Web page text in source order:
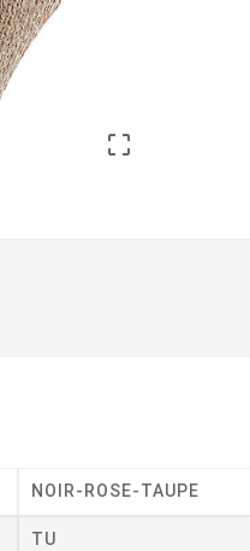

NOIR-ROSE-TAUPE
TU